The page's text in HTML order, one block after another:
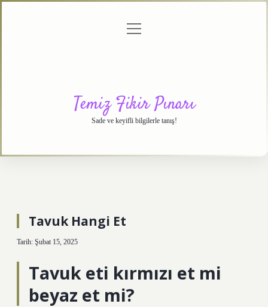
menüyü
Temiz Fikir Pınarı
Sade ve keyifli bilgilerle tanış!
Tavuk Hangi Et
Tarih: Şubat 15, 2025
Tavuk eti kırmızı et mi
beyaz et mi?